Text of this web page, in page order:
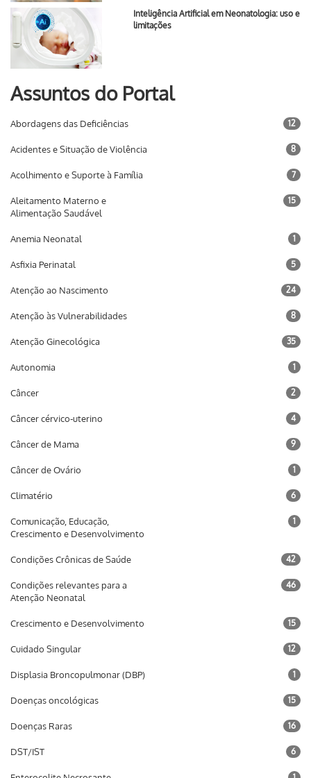
Inteligência Artificial em Neonatologia: uso e
limitações
Assuntos do Portal
Abordagens das Deficiências 12
Acidentes e Situação de Violência 8
Acolhimento e Suporte à Família 7
Aleitamento Materno e
Alimentação Saudável
15
Anemia Neonatal 1
Asfixia Perinatal 5
Atenção ao Nascimento 24
Atenção às Vulnerabilidades 8
Atenção Ginecológica 35
Autonomia 1
Câncer 2
Câncer cérvico-uterino 4
Câncer de Mama 9
Câncer de Ovário 1
Climatério 6
Comunicação, Educação,
Crescimento e Desenvolvimento
1
Condições Crônicas de Saúde 42
Condições relevantes para a
Atenção Neonatal
46
Crescimento e Desenvolvimento 15
Cuidado Singular 12
Displasia Broncopulmonar (DBP) 1
Doenças oncológicas 15
Doenças Raras 16
DST/IST 6